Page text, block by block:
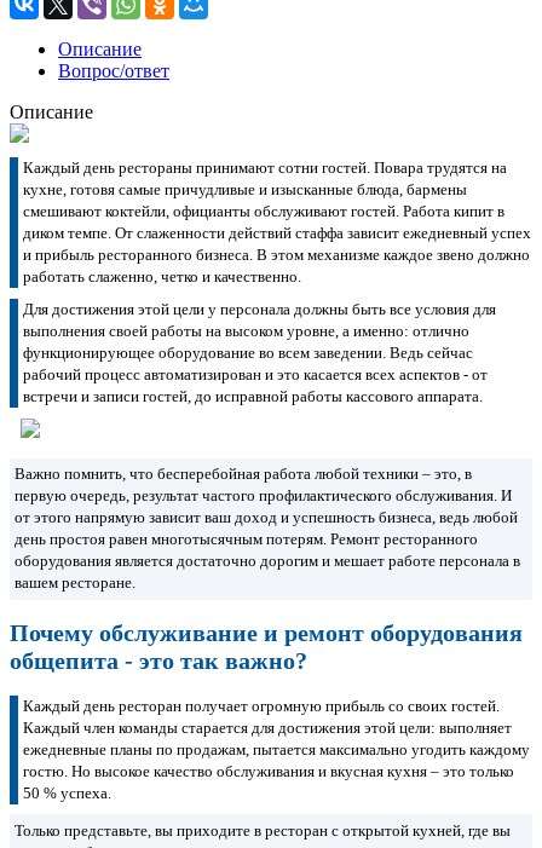
Описание
Вопрос/ответ
Описание
Каждый день рестораны принимают сотни гостей. Повара трудятся на
кухне, готовя самые причудливые и изысканные блюда, бармены
смешивают коктейли, официанты обслуживают гостей. Работа кипит в
диком темпе. От слаженности действий стаффа зависит ежедневный успех
и прибыль ресторанного бизнеса. В этом механизме каждое звено должно
работать слаженно, четко и качественно.
Для достижения этой цели у персонала должны быть все условия для
выполнения своей работы на высоком уровне, а именно: отлично
функционирующее оборудование во всем заведении. Ведь сейчас
рабочий процесс автоматизирован и это касается всех аспектов - от
встречи и записи гостей, до исправной работы кассового аппарата.
Важно помнить, что бесперебойная работа любой техники – это, в
первую очередь, результат частого профилактического обслуживания. И
от этого напрямую зависит ваш доход и успешность бизнеса, ведь любой
день простоя равен многотысячным потерям. Ремонт ресторанного
оборудования является достаточно дорогим и мешает работе персонала в
вашем ресторане.
Почему обслуживание и ремонт оборудования
общепита - это так важно?
Каждый день ресторан получает огромную прибыль со своих гостей.
Каждый член команды старается для достижения этой цели: выполняет
ежедневные планы по продажам, пытается максимально угодить каждому
гостю. Но высокое качество обслуживания и вкусная кухня – это только
50 % успеха.
Только представьте, вы приходите в ресторан с открытой кухней, где вы